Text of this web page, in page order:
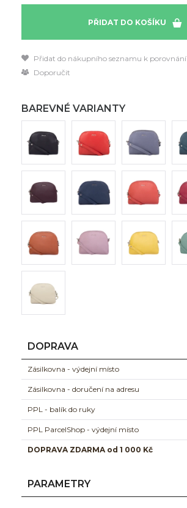
PŘIDAT DO KOŠÍKU
Přidat do nákupního seznamu k porovnání
Doporučit
BAREVNÉ VARIANTY
DOPRAVA
Zásilkovna - výdejní místo
Zásilkovna - doručení na adresu
PPL - balík do ruky
PPL ParcelShop - výdejní místo
DOPRAVA ZDARMA od 1 000 Kč
PARAMETRY